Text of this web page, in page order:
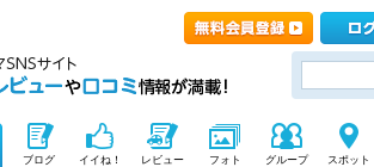
ブログ イイね！ レビュー フォト グループ スポット